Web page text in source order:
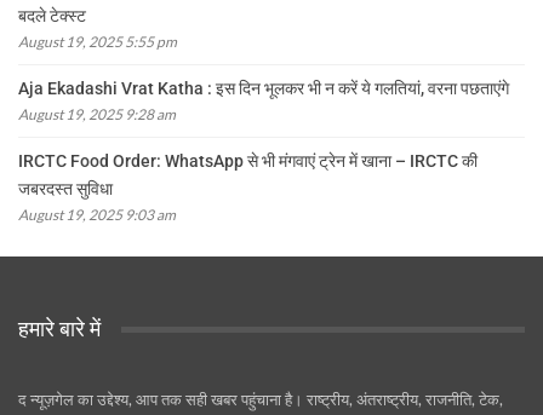
बदले टेक्स्ट
August 19, 2025 5:55 pm
Aja Ekadashi Vrat Katha : इस दिन भूलकर भी न करें ये गलतियां, वरना पछताएंगे
August 19, 2025 9:28 am
IRCTC Food Order: WhatsApp से भी मंगवाएं ट्रेन में खाना – IRCTC की
जबरदस्त सुविधा
August 19, 2025 9:03 am
हमारे बारे में
द न्यूज़गेल का उद्देश्य, आप तक सही खबर पहुंचाना है। राष्ट्रीय, अंतराष्ट्रीय, राजनीति, टेक,